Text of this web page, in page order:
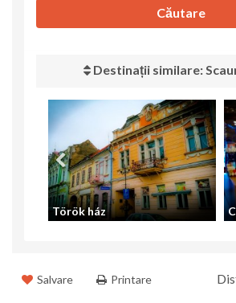
Căutare
Destinații similare:
Török ház
Salvare Printare